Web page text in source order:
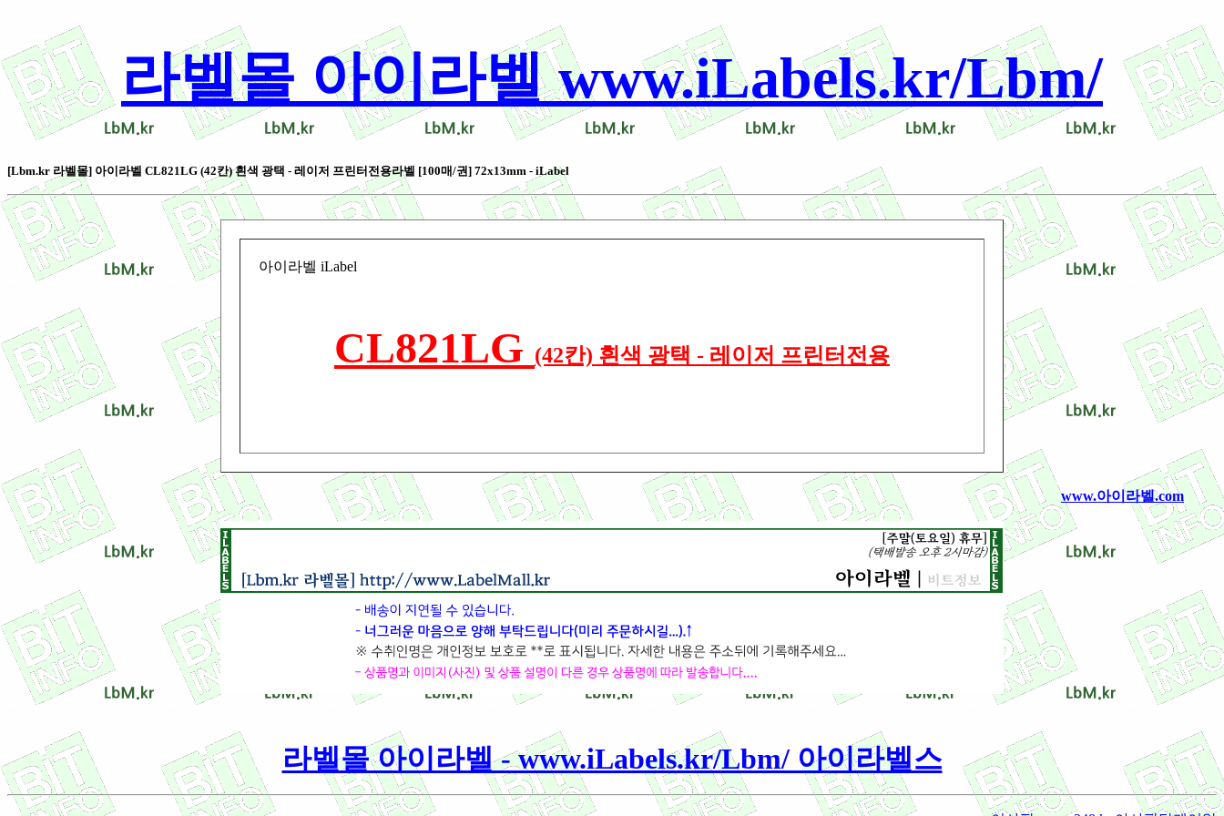
라벨몰 아이라벨 www.iLabels.kr/Lbm/
[Lbm.kr 라벨몰] 아이라벨 CL821LG (42칸) 흰색 광택 - 레이저 프린터전용라벨 [100매/권] 72x13mm - iLabel
아이라벨 iLabel
CL821LG (42칸) 흰색 광택 - 레이저 프린터전용
www.아이라벨.com
라벨몰 아이라벨 - www.iLabels.kr/Lbm/ 아이라벨스